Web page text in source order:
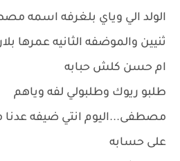
الولد الي وياي بلغرفه اسمه
ثنيين والموضفه الثانيه عمرها
ام حسن كلش حبابه
طلبو ريوك وطلبولي لفه وياهم
مصطفى...اليوم انتي ضيفه عدنا
على حسابه